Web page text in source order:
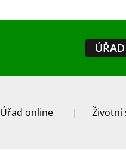
ÚŘAD
Úřad online Životní